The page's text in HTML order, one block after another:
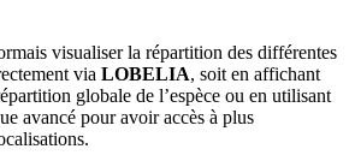
visualiser la répartition des différentes
via LOBELIA, soit en affichant
globale de l’espèce ou en utilisant
avancé pour avoir accès à plus